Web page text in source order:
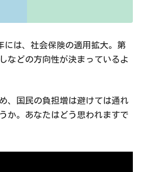
には、社会保険の適用拡大。第
などの方向性が決まっているよ
、国民の負担増は避けては通れ
か。あなたはどう思われますで